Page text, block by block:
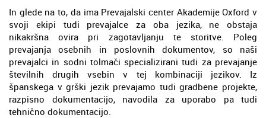
In glede na to, da ima Prevajalski center Akademije Oxford v
svoji ekipi tudi prevajalce za oba jezika, ne obstaja
nikakršna ovira pri zagotavljanju te storitve. Poleg
prevajanja osebnih in poslovnih dokumentov, so naši
prevajalci in sodni tolmači specializirani tudi za prevajanje
številnih drugih vsebin v tej kombinaciji jezikov. Iz
španskega v grški jezik prevajamo tudi gradbene projekte,
razpisno dokumentacijo, navodila za uporabo pa tudi
tehnično dokumentacijo.